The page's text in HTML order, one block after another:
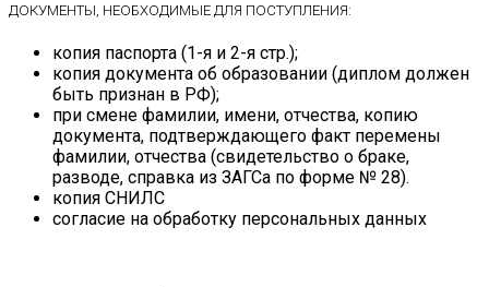
ДОКУМЕНТЫ, НЕОБХОДИМЫЕ ДЛЯ ПОСТУПЛЕНИЯ:
копия паспорта (1-я и 2-я стр.);
копия документа об образовании (диплом должен
быть признан в РФ);
при смене фамилии, имени, отчества, копию
документа, подтверждающего факт перемены
фамилии, отчества (свидетельство о браке,
разводе, справка из ЗАГСа по форме № 28).
копия СНИЛС
согласие на обработку персональных данных